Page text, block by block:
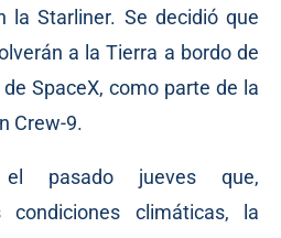
la Starliner. Se decidió que
a la Tierra a bordo de
SpaceX, como parte de la
Crew-9.
el pasado jueves que,
climáticas, la